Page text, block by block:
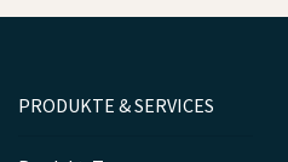
PRODUKTE & SERVICES